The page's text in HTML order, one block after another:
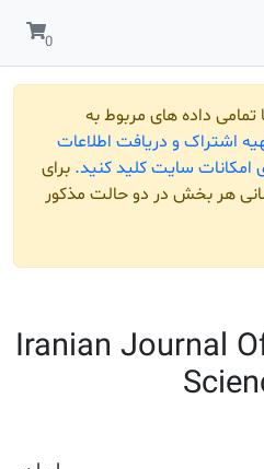
مربوط به
دریافت اطلاعات
کلید کنید.برای
دو حالت مذکور
Iranian